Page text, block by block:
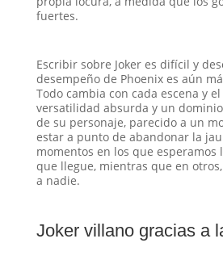
fuertes.
Escribir sobre Joker es difícil y
desempeño de Phoenix es aún
Todo cambia con cada escena y
versatilidad absurda y un
de su personaje, parecido a un
estar a punto de abandonar la
momentos en los que esperamos
que llegue, mientras que en
a nadie.
Joker villano gracias a